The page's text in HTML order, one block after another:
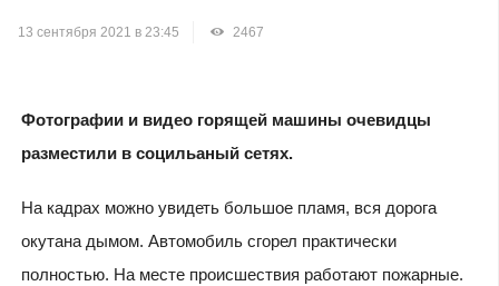
13 сентября 2021 в 23:45 2467
Фотографии и видео горящей машины очевидцы
разместили в социльаный сетях.
На кадрах можно увидеть большое пламя, вся дорога
окутана дымом. Автомобиль сгорел практически
полностью. На месте происшествия работают пожарные.